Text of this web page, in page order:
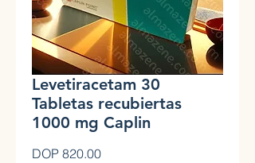
Levetiracetam 30
Tabletas recubiertas
1000 mg Caplin
DOP 820.00Precio